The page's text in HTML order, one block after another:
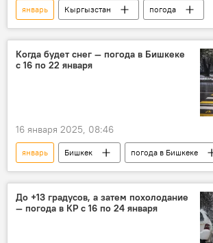
январь Кыргызстан
погода
прогноз
Кыргызгидромет снег
Когда будет снег — погода в Бишкеке
с 16 по 22 января
16 января 2025, 08:46
январь Бишкек
погода в Бишкеке
погода
прогноз погоды
До +13 градусов, а затем похолодание
— погода в КР с 16 по 24 января